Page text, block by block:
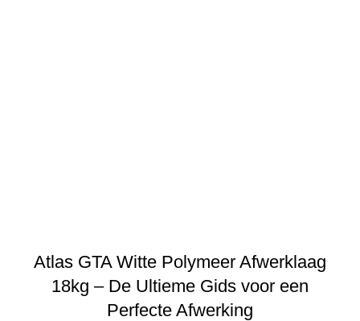
Atlas GTA Witte Polymeer Afwerklaag
18kg – De Ultieme Gids voor een
Perfecte Afwerking